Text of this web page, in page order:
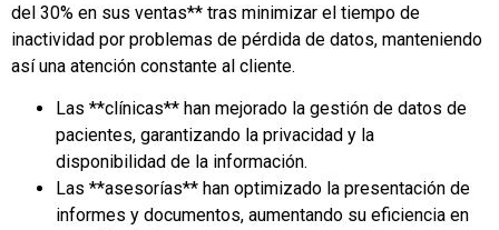
del 30% en sus ventas** tras minimizar el tiempo de
inactividad por problemas de pérdida de datos, manteniendo
así una atención constante al cliente.
Las **clínicas** han mejorado la gestión de datos de
pacientes, garantizando la privacidad y la
disponibilidad de la información.
Las **asesorías** han optimizado la presentación de
informes y documentos, aumentando su eficiencia en